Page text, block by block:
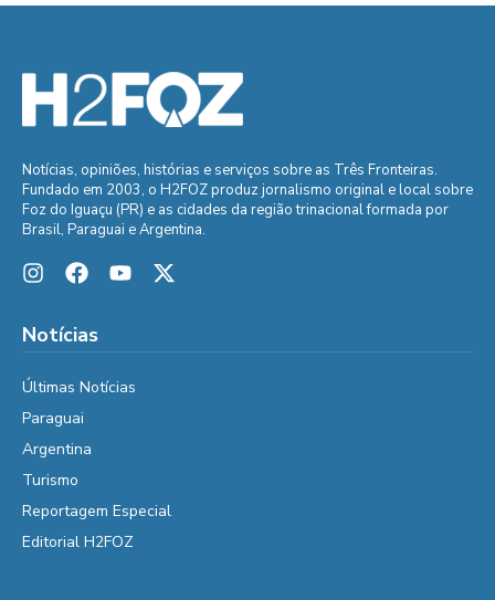
Notícias, opiniões, histórias e serviços sobre as Três Fronteiras.
Fundado em 2003, o H2FOZ produz jornalismo original e local sobre
Foz do Iguaçu (PR) e as cidades da região trinacional formada por
Brasil, Paraguai e Argentina.
Notícias
Últimas Notícias
Paraguai
Argentina
Turismo
Reportagem Especial
Editorial H2FOZ